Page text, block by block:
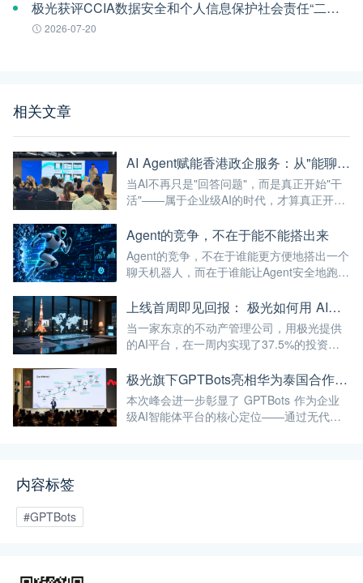
极光获评CCIA数据安全和个人信息保护社会责任“二星级”单位
2026-07-20
相关文章
AI Agent赋能香港政企服务：从"能聊天"到"能干活"的最后一公里
当AI不再只是"回答问题"，而是真正开始"干
活"——属于企业级AI的时代，才算真正开
Agent的竞争，不在于能不能搭出来
Agent的竞争，不在于谁能更方便地搭出一个
聊天机器人，而在于谁能让Agent安全地跑进
上线首周即见回报： 极光如何用 AI，帮助日本公司破解全球化服务时差
当一家东京的不动产管理公司，用极光提供
的AI平台，在一周内实现了37.5%的投资回
正的"能力出海"。
极光旗下GPTBots亮相华为泰国合作伙伴峰会，带来让流量真正转化为业绩的AI解决方案
本次峰会进一步彰显了 GPTBots 作为企业
级AI智能体平台的核心定位——通过无代码
内容标签
#GPTBots